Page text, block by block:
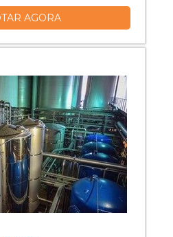
os colaboradores da
específicos
de prod...
AGORA